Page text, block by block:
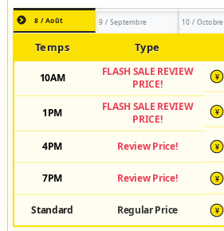
8 / Août 9 / Septembre 10 / Octobre
Temps Type
10AM
FLASH SALE REVIEW
PRICE!
¥
1PM
FLASH SALE REVIEW
PRICE!
¥
4PM Review Price! ¥
7PM Review Price! ¥
Standard Regular Price ¥